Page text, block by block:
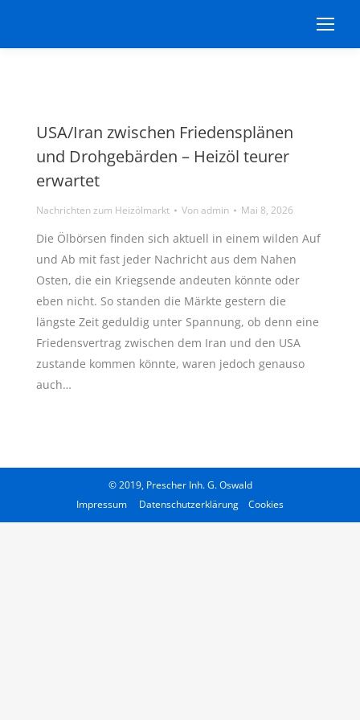
USA/Iran zwischen Friedensplänen
und Drohgebärden – Heizöl teurer
erwartet
Nachrichten zum Heizölmarkt Vonadmin Mai 8, 2026
Die Ölbörsen finden sich aktuell in einem wilden Auf
und Ab mit fast jeder Nachricht aus dem Nahen
Osten, die ein Kriegsende andeuten könnte oder
eben nicht. So standen die Märkte gestern die
längste Zeit geduldig unter Spannung, ob denn eine
Friedensvertrag zwischen dem Iran und den USA
zustande kommen könnte, waren jedoch genauso
auch…
© 2019, Prescher Inh. G. Oswald
Impressum
Datenschutzerklärung Cookies